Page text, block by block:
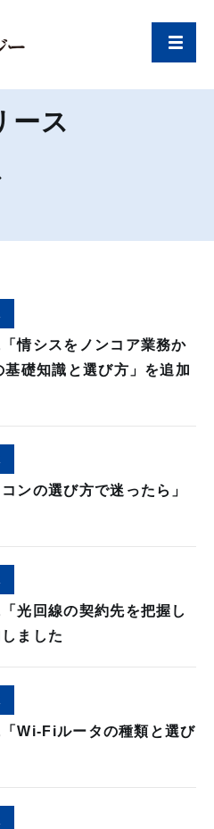
ース
情シスをノンコア業務か
礎知識と選び方」を追加
ンの選び方で迷ったら」
光回線の契約先を把握し
ました
Wi-Fiルータの種類と選び